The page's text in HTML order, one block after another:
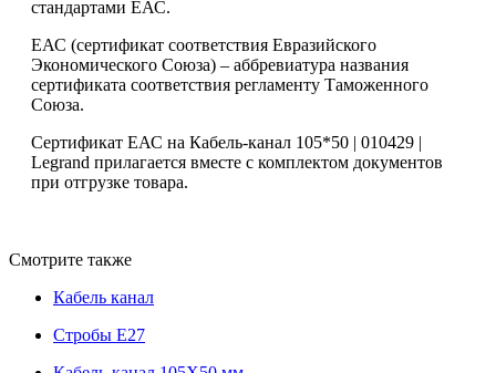
стандартами ЕАС.
ЕАС (сертификат соответствия Евразийского
Экономического Союза) – аббревиатура названия
сертификата соответствия регламенту Таможенного
Союза.
Сертификат ЕАС на Кабель-канал 105*50 | 010429 |
Legrand прилагается вместе с комплектом документов
при отгрузке товара.
Смотрите также
Кабель канал
Стробы E27